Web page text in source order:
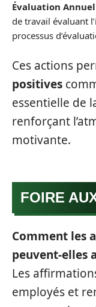
Évaluation
de travail évaluant
processus
Ces actions
positives
essentielle de
renforçant
motivante.
FOIRE
Comment les
peuvent-elles
Les
employés et